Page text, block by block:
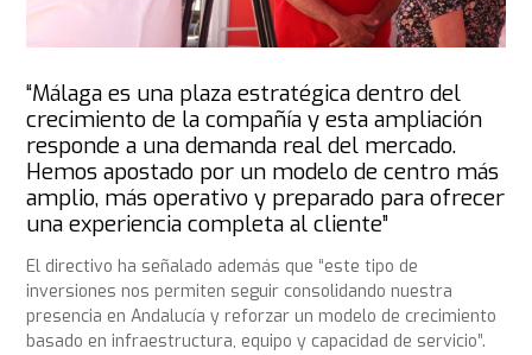
“Málaga es una plaza estratégica dentro del
crecimiento de la compañía y esta ampliación
responde a una demanda real del mercado.
Hemos apostado por un modelo de centro más
amplio, más operativo y preparado para ofrecer
una experiencia completa al cliente”
El directivo ha señalado además que “este tipo de
inversiones nos permiten seguir consolidando nuestra
presencia en Andalucía y reforzar un modelo de crecimiento
basado en infraestructura, equipo y capacidad de servicio”.